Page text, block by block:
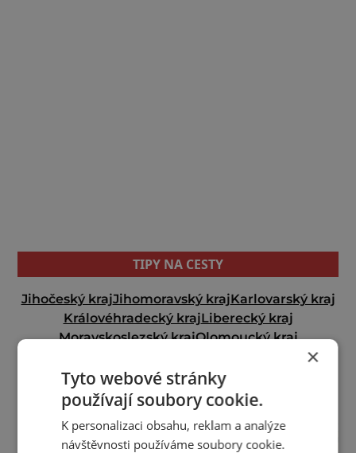
TIPY NA CESTY
Jihočeský krajJihomoravský krajKarlovarský kraj
Královéhradecký krajLiberecký kraj
Moravskoslezský krajOlomoucký kraj
Středočeský kraj Ústecký kraj
Zlínský kraj
×
Tyto webové stránky
používají soubory cookie.
K personalizaci obsahu, reklam a analýze
návštěvnosti používáme soubory cookie.